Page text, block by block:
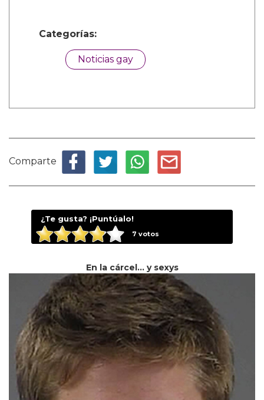
Categorías:
Noticias gay
Comparte
¿Te gusta? ¡Puntúalo!
7 votos
En la cárcel... y sexys